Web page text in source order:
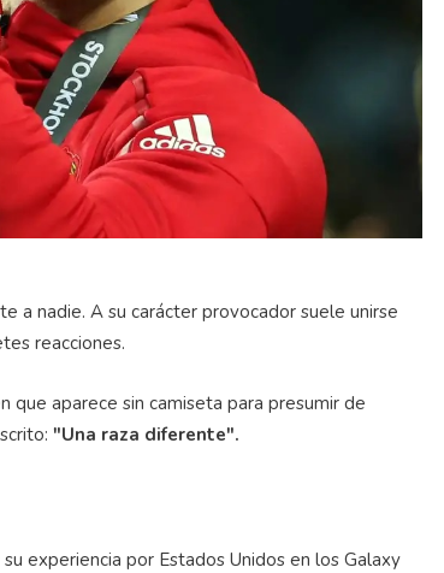
a nadie. A su carácter provocador suele unirse
reacciones.
que aparece sin camiseta para presumir de
"Una raza diferente".
experiencia por Estados Unidos en los Galaxy